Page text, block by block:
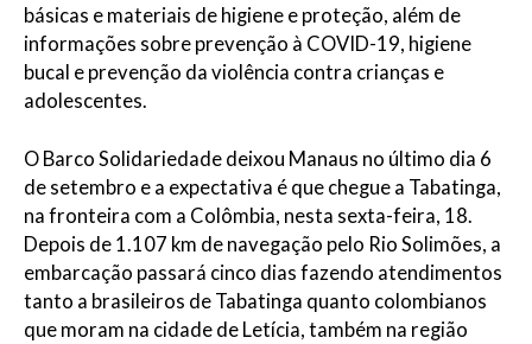
básicas e materiais de higiene e proteção, além de
informações sobre prevenção à COVID-19, higiene
bucal e prevenção da violência contra crianças e
adolescentes.
O Barco Solidariedade deixou Manaus no último dia 6
de setembro e a expectativa é que chegue a Tabatinga,
na fronteira com a Colômbia, nesta sexta-feira, 18.
Depois de 1.107 km de navegação pelo Rio Solimões, a
embarcação passará cinco dias fazendo atendimentos
tanto a brasileiros de Tabatinga quanto colombianos
que moram na cidade de Letícia, também na região